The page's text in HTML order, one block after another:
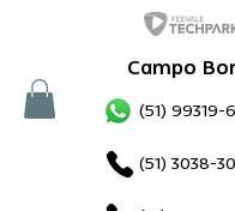
Campo
(51) 99319-
(51) 3038-